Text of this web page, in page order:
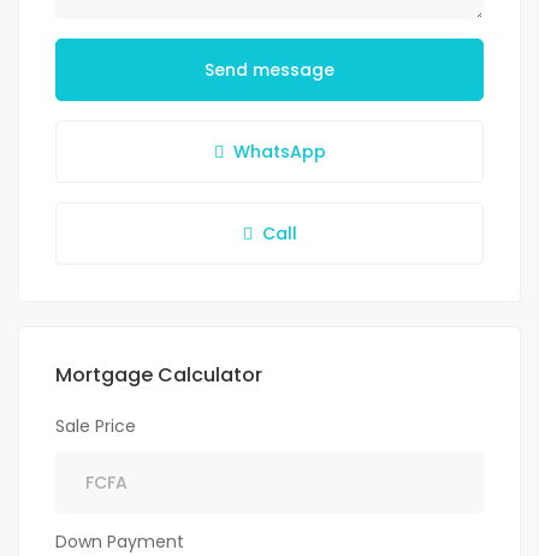
Send message
WhatsApp
Call
Mortgage Calculator
Sale Price
Down Payment